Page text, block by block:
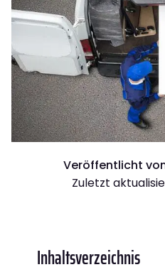
Veröffentlicht
Zuletzt
Inhaltsverzeichnis